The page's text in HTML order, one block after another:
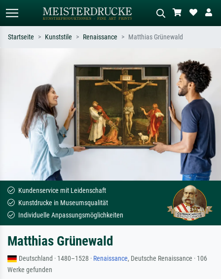
oder Stilen – z.B. Monet,
Sternennacht, Impressionismus, Welle
Hokusai, Akt.
Beschreiben Sie die Szene – z.B. Grüne
Wiese, Abstrakt mit viel Rot, Dunkles
Ölgemälde, Stehender Akt neben einem
Baum.
Startseite Kunststile Renaissance Matthias Grünewald
Kundenservice mit Leidenschaft
Kunstdrucke in Museumsqualität
Individuelle Anpassungsmöglichkeiten
Matthias Grünewald
Deutschland · 1480–1528 · Renaissance, Deutsche Renaissance · 106
Werke gefunden